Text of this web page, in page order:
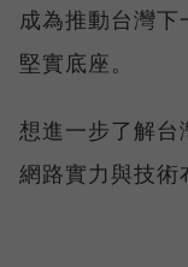
成為推動台灣
堅實底座。
想進一步了解
網路實力與技術